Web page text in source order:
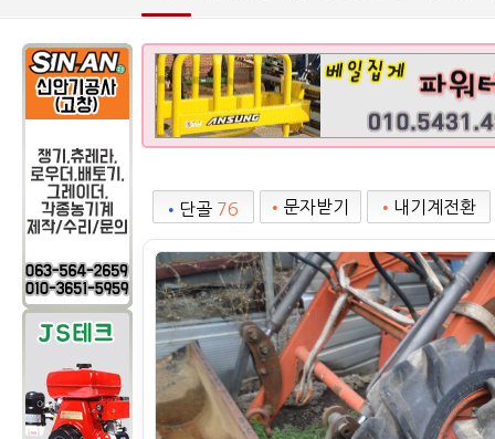
• 단골 76 • 문자받기 • 내기계전환